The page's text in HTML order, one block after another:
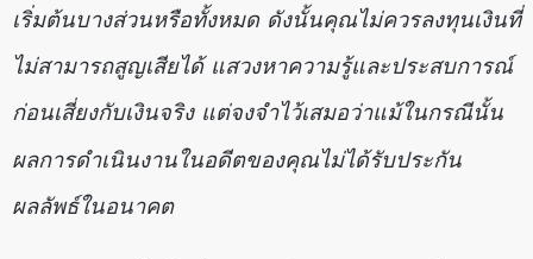
เริ่มต้นบางส่วนหรือทั้งหมด ดังนั้นคุณไม่ควรลงทุนเงินที่
ไม่สามารถสูญเสียได้ แสวงหาความรู้และประสบการณ์
ก่อนเสี่ยงกับเงินจริง แต่จงจำไว้เสมอว่าแม้ในกรณีนั้น
ผลการดำเนินงานในอดีตของคุณไม่ได้รับประกัน
ผลลัพธ์ในอนาคต